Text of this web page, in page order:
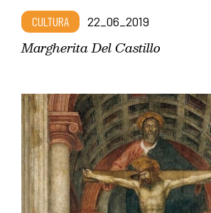
CULTURA 22_06_2019
Margherita Del Castillo